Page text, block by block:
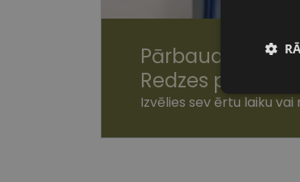
Pārbaudi redzi
Redzes
Izvēlies sev ērtu laiku